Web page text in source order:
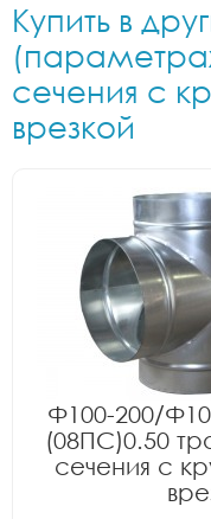
Купить в
сечения с
врезкой
Ф100-200/
(08ПС)0.50
сечения с